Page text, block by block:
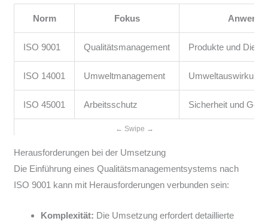
Norm Fokus
ISO 9001 Qualitätsmanagement Produkte und
ISO 14001 Umweltmanagement
ISO 45001 Arbeitsschutz Sicherheit und
Herausforderungen bei der Umsetzung
Die Einführung eines Qualitätsmanagementsystems nach
ISO 9001 kann mit Herausforderungen verbunden sein:
Komplexität: Die Umsetzung erfordert detaillierte